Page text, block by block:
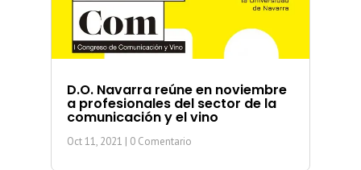
D.O. Navarra reúne en noviembre
a profesionales del sector de la
comunicación y el vino
Oct 11, 2021 | 0 Comentario